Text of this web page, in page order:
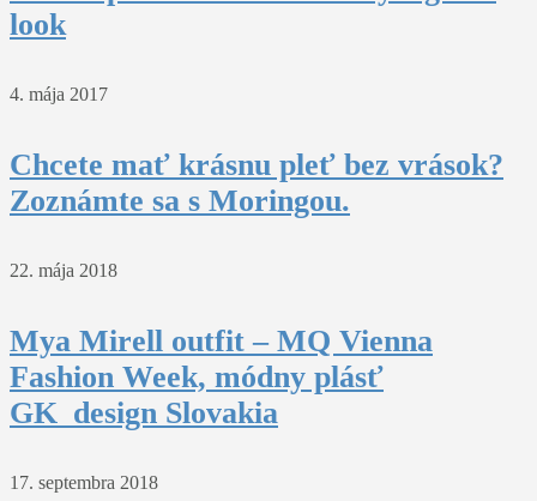
look
4. mája 2017
Chcete mať krásnu pleť bez vrások?
Zoznámte sa s Moringou.
22. mája 2018
Mya Mirell outfit – MQ Vienna
Fashion Week, módny plásť
GK_design Slovakia
17. septembra 2018